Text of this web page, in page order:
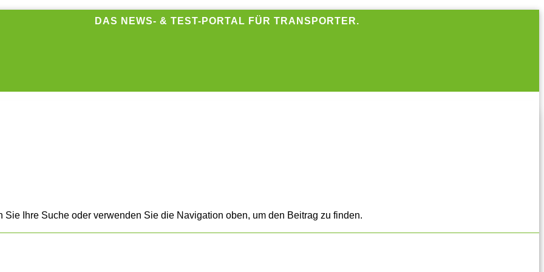
DAS NEWS- & TEST-PORTAL FÜR TRANSPORTER.
Ihre Suche oder verwenden Sie die Navigation oben, um den Beitrag zu finden.